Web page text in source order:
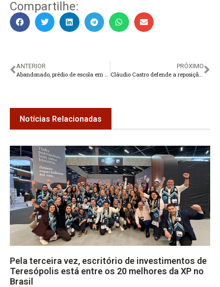
Compartilhe:
ANTERIOR
Abandonado, prédio de escola em Teresópolis representa risco para vizinhos
PRÓXIMO
Cláudio Castro defende a reposição das perdas de arrecadação
Notícias Relacionadas
Pela terceira vez, escritório de investimentos de
Teresópolis está entre os 20 melhores da XP no
Brasil